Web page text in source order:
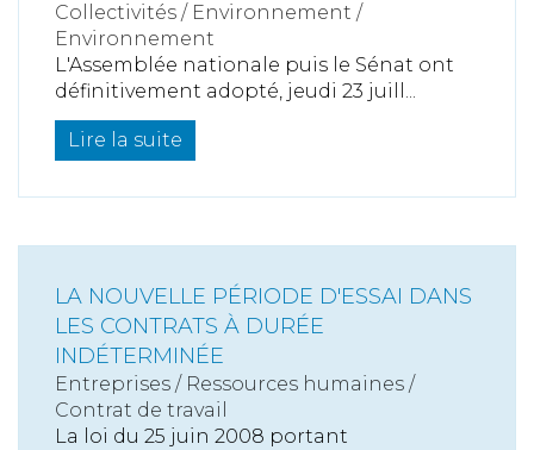
Collectivités / Environnement /
Environnement
L'Assemblée nationale puis le Sénat ont
définitivement adopté, jeudi 23 juill...
Lire la suite
LA NOUVELLE PÉRIODE D'ESSAI DANS
LES CONTRATS À DURÉE
INDÉTERMINÉE
Entreprises / Ressources humaines /
Contrat de travail
La loi du 25 juin 2008 portant